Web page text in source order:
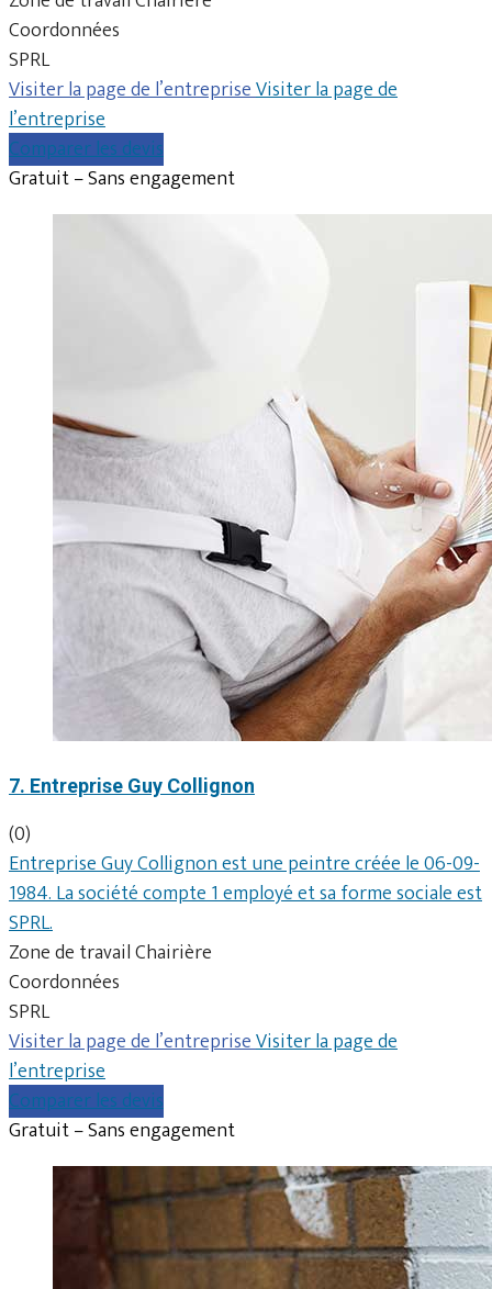
Coordonnées
SPRL
Visiter la page de l’entrepriseVisiter la page de
l’entreprise
Comparer les devis
Gratuit – Sans engagement
7. Entreprise Guy Collignon
(0)
Entreprise Guy Collignon est une peintre créée le 06-09-
1984. La société compte 1 employé et sa forme sociale est
SPRL.
Zone de travail Chairière
Coordonnées
SPRL
Visiter la page de l’entrepriseVisiter la page de
l’entreprise
Comparer les devis
Gratuit – Sans engagement